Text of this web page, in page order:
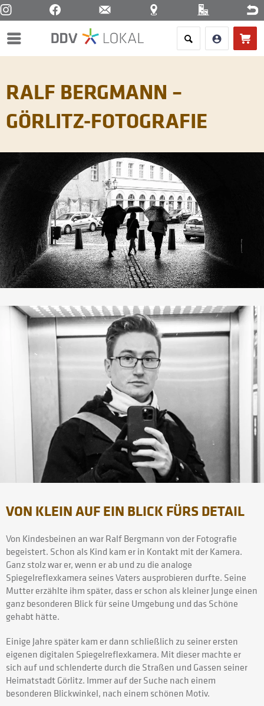
Menü
RALF BERGMANN –
GÖRLITZ-FOTOGRAFIE
VON KLEIN AUF EIN BLICK FÜRS DETAIL
Von Kindesbeinen an war Ralf Bergmann von der Fotografie
begeistert. Schon als Kind kam er in Kontakt mit der Kamera.
Ganz stolz war er, wenn er ab und zu die analoge
Spiegelreflexkamera seines Vaters ausprobieren durfte. Seine
Mutter erzählte ihm später, dass er schon als kleiner Junge einen
ganz besonderen Blick für seine Umgebung und das Schöne
gehabt hätte.
Einige Jahre später kam er dann schließlich zu seiner ersten
eigenen digitalen Spiegelreflexkamera. Mit dieser machte er
sich auf und schlenderte durch die Straßen und Gassen seiner
Heimatstadt Görlitz. Immer auf der Suche nach einem
besonderen Blickwinkel, nach einem schönen Motiv.